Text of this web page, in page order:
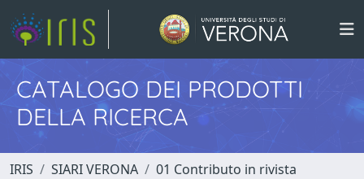
CATALOGO DEI PRODOTTI
DELLA RICERCA
IRIS SIARI VERONA
01 Contributo in rivista